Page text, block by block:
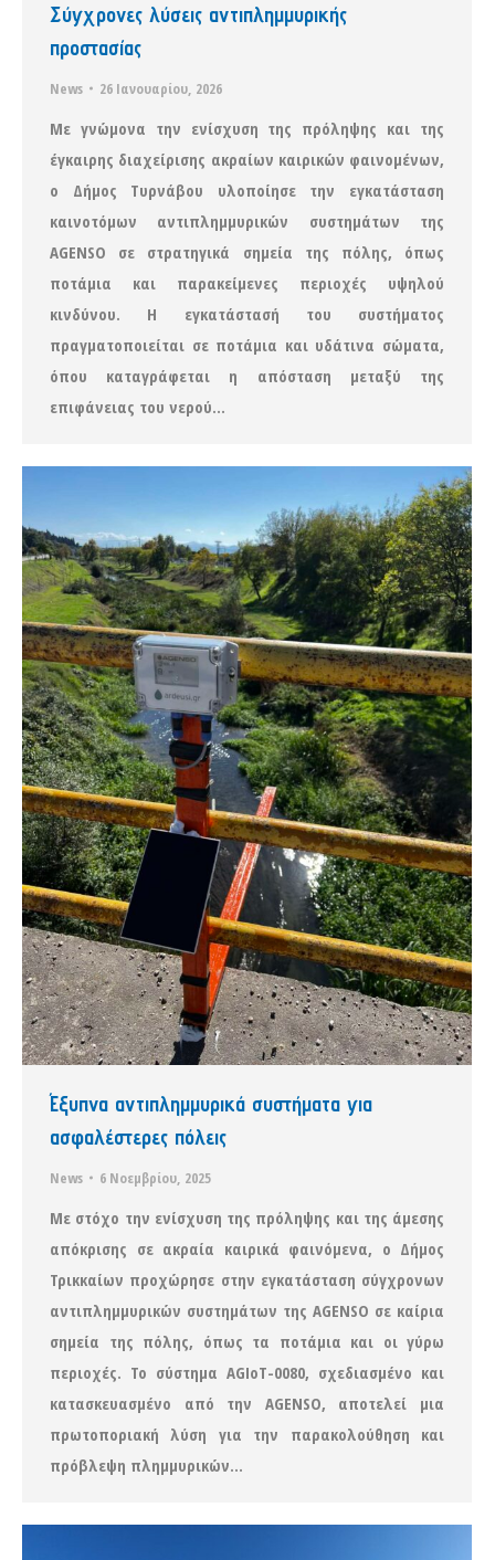
Σύγχρονες λύσεις αντιπλημμυρικής
προστασίας
News 26 Ιανουαρίου, 2026
Με γνώμονα την ενίσχυση της πρόληψης και της
έγκαιρης διαχείρισης ακραίων καιρικών φαινομένων,
ο Δήμος Τυρνάβου υλοποίησε την εγκατάσταση
καινοτόμων αντιπλημμυρικών συστημάτων της
AGENSO σε στρατηγικά σημεία της πόλης, όπως
ποτάμια και παρακείμενες περιοχές υψηλού
κινδύνου. Η εγκατάστασή του συστήματος
πραγματοποιείται σε ποτάμια και υδάτινα σώματα,
όπου καταγράφεται η απόσταση μεταξύ της
επιφάνειας του νερού…
Έξυπνα αντιπλημμυρικά συστήματα για
ασφαλέστερες πόλεις
News 6 Νοεμβρίου, 2025
Με στόχο την ενίσχυση της πρόληψης και της άμεσης
απόκρισης σε ακραία καιρικά φαινόμενα, ο Δήμος
Τρικκαίων προχώρησε στην εγκατάσταση σύγχρονων
αντιπλημμυρικών συστημάτων της AGENSO σε καίρια
σημεία της πόλης, όπως τα ποτάμια και οι γύρω
περιοχές. Το σύστημα AGIoT-0080, σχεδιασμένο και
κατασκευασμένο από την AGENSO, αποτελεί μια
πρωτοποριακή λύση για την παρακολούθηση και
πρόβλεψη πλημμυρικών…